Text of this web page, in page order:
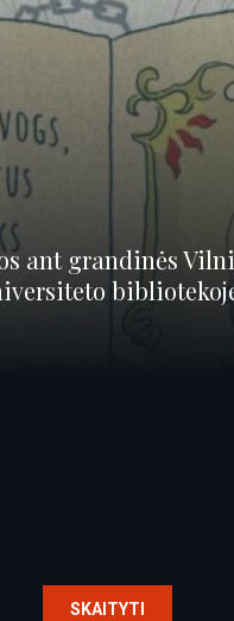
ant grandinės
SKAITYTI